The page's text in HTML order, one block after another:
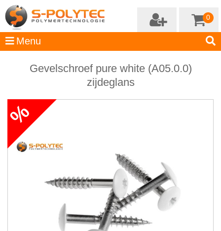
0
Gevelschroef pure white (A05.0.0)
zijdeglans